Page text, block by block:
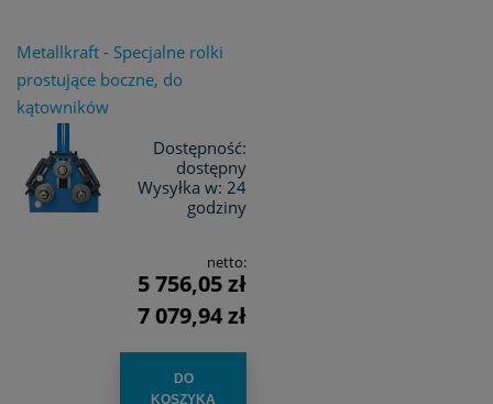
Metallkraft - Specjalne rolki
prostujące boczne, do
kątowników
Dostępność:
dostępny
Wysyłka w: 24
godziny
netto:
5 756,05 zł
7 079,94 zł
DO
KOSZYKA